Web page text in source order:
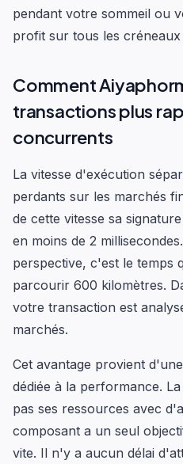
pendant votre sommeil ou
profit sur tous les
Comment
transactions plus
concurrents
La vitesse d'exécution
perdants sur les marchés
de cette vitesse sa
en moins de 2
perspective, c'est le temps
parcourir 600 kilomètres.
votre transaction est
marchés.
Cet avantage provient
dédiée à la performance.
pas ses ressources avec
composant a un seul
vite. Il n'y a aucun délai